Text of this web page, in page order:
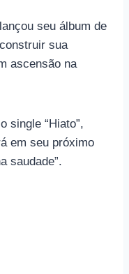
seu álbum de
sua
ascensão na
single “Hiato”,
em seu próximo
saudade”.